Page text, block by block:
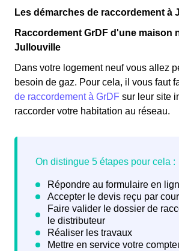
Les démarches de raccordement à
Raccordement GrDF d'une maison
Jullouville
Dans votre logement neuf vous allez
besoin de gaz. Pour cela, il vous faut
de raccordement à GrDF sur leur site
raccorder votre habitation au réseau.